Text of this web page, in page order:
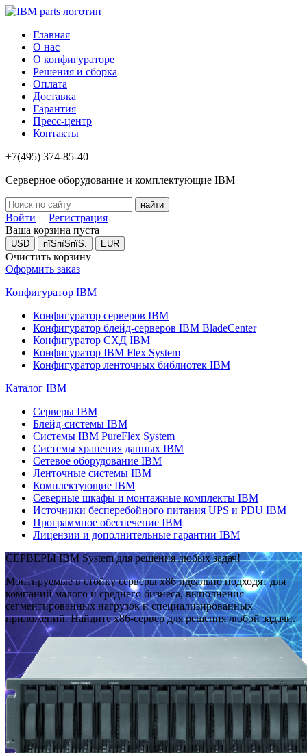
Главная
О нас
О конфигураторе
Решения и сборка
Оплата
Доставка
Гарантия
Пресс-центр
Контакты
+7(495) 374-85-40
Серверное оборудование и комплектующие IBM
Войти | Регистрация
Ваша корзина пуста
USD пїЅпїЅпїЅ. EUR
Очистить корзину
Оформить заказ
Конфигуратор IBM
Конфигуратор серверов IBM
Конфигуратор блейд-серверов IBM BladeCenter
Конфигуратор СХД IBM
Конфигуратор IBM Flex System
Конфигуратор ленточных библиотек IBM
Каталог IBM
Серверы IBM
Блейд-системы IBM
Системы IBM PureFlex System
Системы хранения данных IBM
Сетевое оборудование IBM
Ленточные системы IBM
Комплектующие IBM
Северные шкафы и монтажные комплекты IBM
Источники бесперебойного питания UPS и PDU IBM
Программное обеспечение IBM
Лицензии и дополнительные гарантии IBM
СЕРВЕРЫ IBM System для решения любых задач!
Монтируемые в стойку серверы x86 идеально подходят для
компаний малого и среднего бизнеса, выполнения
сегментированных нагрузок и специализированных
приложений. Найдите x86-сервер для решения любой задачи.